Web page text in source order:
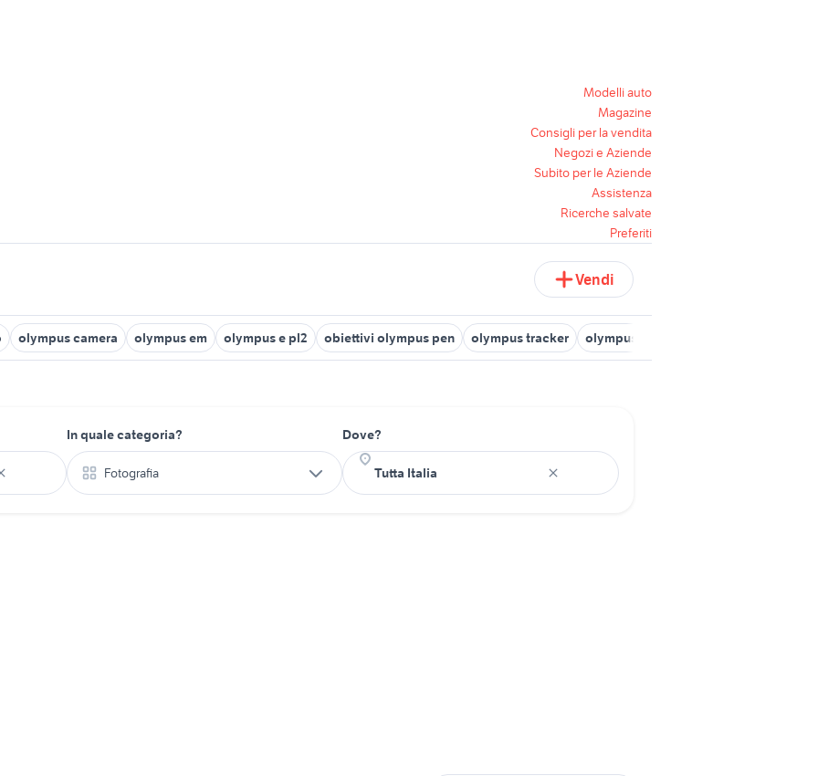
Modelli auto
Magazine
Consigli per la vendita
Negozi e Aziende
Subito per le Aziende
Assistenza
Ricerche salvate
Preferiti
Vendi
olympus camera olympus em olympus e pl2 obiettivi olympus pen olympus tracker olympus epl1
In quale categoria?
Fotografia
Dove?